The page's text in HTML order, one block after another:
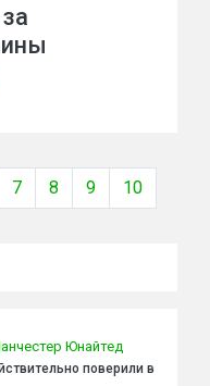
7 8 9 10
Юнайтед
поверили в